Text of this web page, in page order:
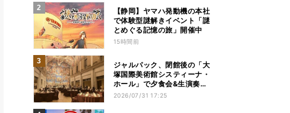
【静岡】ヤマハ発動機の本社
で体験型謎解きイベント「謎
とめぐる記憶の旅」開催中
15時間前
ジャルパック、閉館後の「大
塚国際美術館システィーナ・
ホール」で夕食会&生演奏を
楽しむツアーを販売 – 徳島を
2026/07/31 17:25